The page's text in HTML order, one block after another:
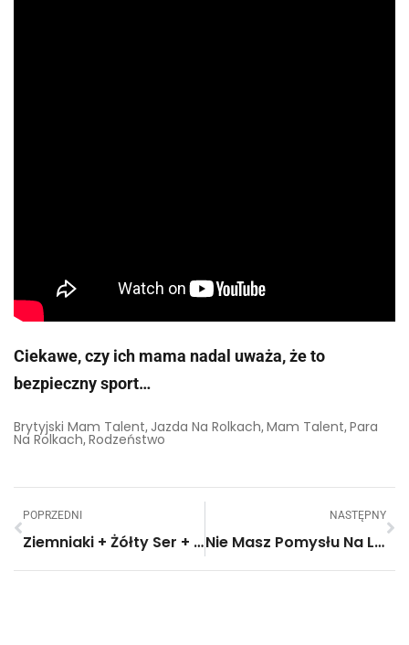
Ciekawe, czy ich mama nadal uważa, że to
bezpieczny sport…
Brytyjski Mam Talent, Jazda Na Rolkach, Mam Talent, Para
Na Rolkach, Rodzeństwo
POPRZEDNI
Ziemniaki + Żółty Ser + Bekon = Wielka Serowo-Bekonowa Kula Ziemniaczana. Pyszności!
NASTĘPNY
Nie Masz Pomysłu Na Letni Wypoczynek? Zrób Sobie… Wodny Materac Do Ogrodu!